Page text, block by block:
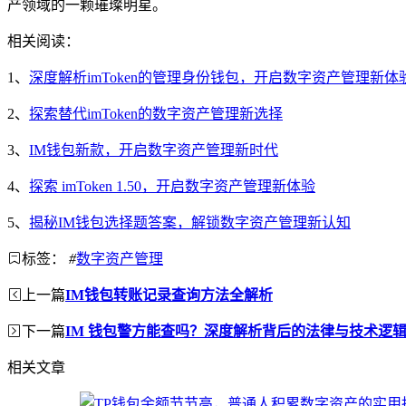
产领域的一颗璀璨明星。
相关阅读：
1、 深度解析imToken的管理身份钱包，开启数字资产管理新体
2、 探索替代imToken的数字资产管理新选择
3、 IM钱包新款，开启数字资产管理新时代
4、 探索 imToken 1.50，开启数字资产管理新体验
5、 揭秘IM钱包选择题答案，解锁数字资产管理新认知
标签： #数字资产管理
上一篇IM钱包转账记录查询方法全解析
下一篇IM 钱包警方能查吗？深度解析背后的法律与技术逻辑
相关文章